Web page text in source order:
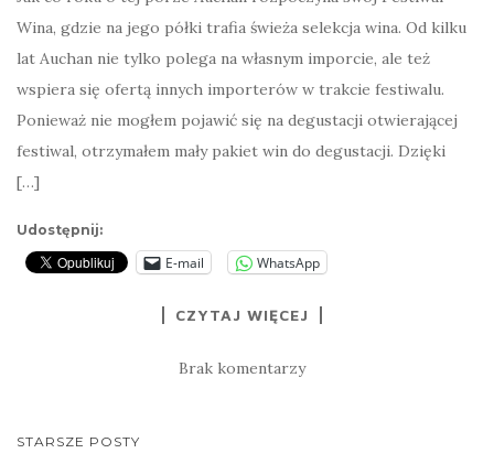
Wina, gdzie na jego półki trafia świeża selekcja wina. Od kilku
lat Auchan nie tylko polega na własnym imporcie, ale też
wspiera się ofertą innych importerów w trakcie festiwalu.
Ponieważ nie mogłem pojawić się na degustacji otwierającej
festiwal, otrzymałem mały pakiet win do degustacji. Dzięki
[…]
Udostępnij:
E-mail WhatsApp
CZYTAJ WIĘCEJ
Brak komentarzy
NAWIGACJA
STARSZE POSTY